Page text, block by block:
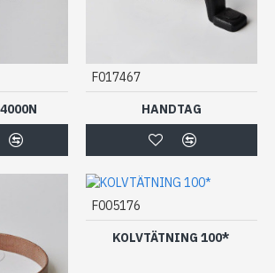
F017467
HANDTAG
F005176
KOLVTÄTNING 100*